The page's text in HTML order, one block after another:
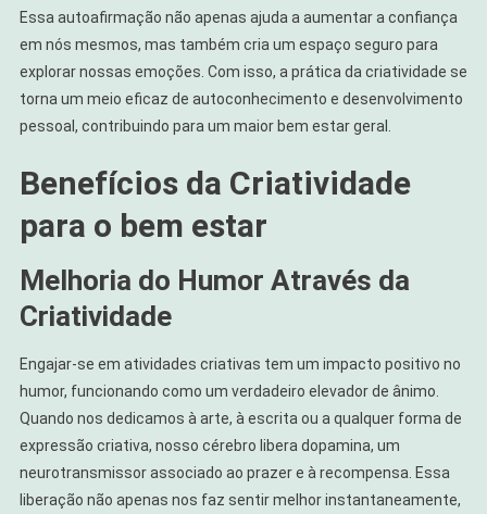
Essa autoafirmação não apenas ajuda a aumentar a confiança
em nós mesmos, mas também cria um espaço seguro para
explorar nossas emoções. Com isso, a prática da criatividade se
torna um meio eficaz de autoconhecimento e desenvolvimento
pessoal, contribuindo para um maior bem estar geral.
Benefícios da Criatividade
para o bem estar
Melhoria do Humor Através da
Criatividade
Engajar-se em atividades criativas tem um impacto positivo no
humor, funcionando como um verdadeiro elevador de ânimo.
Quando nos dedicamos à arte, à escrita ou a qualquer forma de
expressão criativa, nosso cérebro libera dopamina, um
neurotransmissor associado ao prazer e à recompensa. Essa
liberação não apenas nos faz sentir melhor instantaneamente,